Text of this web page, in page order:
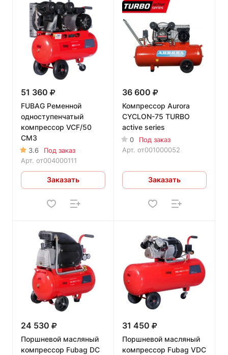
51 360
FUBAG Ременной
одноступенчатый
компрессор VCF/50
CM3
3.6
Под заказ
Арт. от004000111
Заказать
36 600
Компрессор Aurora
CYCLON-75 TURBO
active series
0
Под заказ
Арт. от001000052
Заказать
24 530
Поршневой масляный
компрессор Fubag DС
31 450
Поршневой масляный
компрессор Fubag VDС